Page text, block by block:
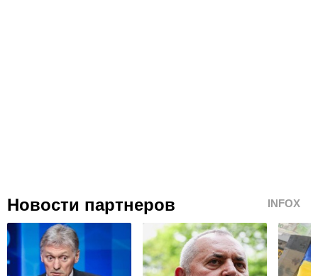
Новости партнеров INFOX